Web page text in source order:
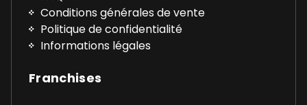
Conditions générales de vente
Politique de confidentialité
Informations légales
Franchises